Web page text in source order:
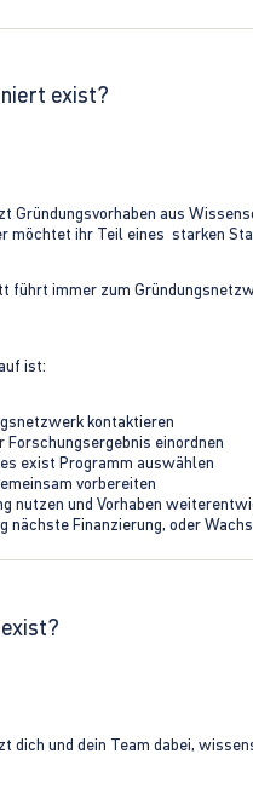
exist?
Gründungsvorhaben aus
möchtet ihr Teil eines starken
führt immer zum
ist:
kontaktieren
Forschungsergebnis einordnen
exist Programm auswählen
vorbereiten
nutzen und Vorhaben
nächste Finanzierung, oder
dich und dein Team dabei,